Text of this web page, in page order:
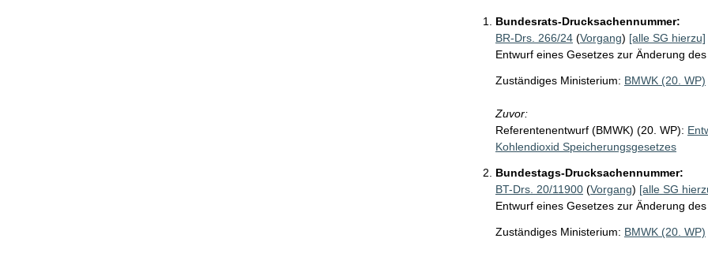
Bundesrats-Drucksachennummer:
BR-Drs. 266/24(Vorgang) [alle SG hierzu]
Entwurf eines Gesetzes zur Änderung
Zuständiges Ministerium: BMWK (20. WP)
Zuvor:
Referentenentwurf (BMWK) (20. WP):
Kohlendioxid Speicherungsgesetzes
Bundestags-Drucksachennummer:
BT-Drs. 20/11900(Vorgang) [alle SG
Entwurf eines Gesetzes zur Änderung
Zuständiges Ministerium: BMWK (20. WP)